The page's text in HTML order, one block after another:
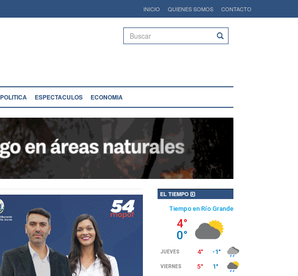
INICIO QUIENES SOMOS CONTACTO
Buscar
POLITICA ESPECTACULOS ECONOMIA
EL TIEMPO